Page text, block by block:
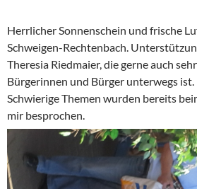
Herrlicher Sonnenschein und frische
Schweigen-Rechtenbach.
Theresia Riedmaier, die gerne auch
Bürgerinnen und Bürger unterwegs ist.
Schwierige Themen wurden bereits
mir besprochen.